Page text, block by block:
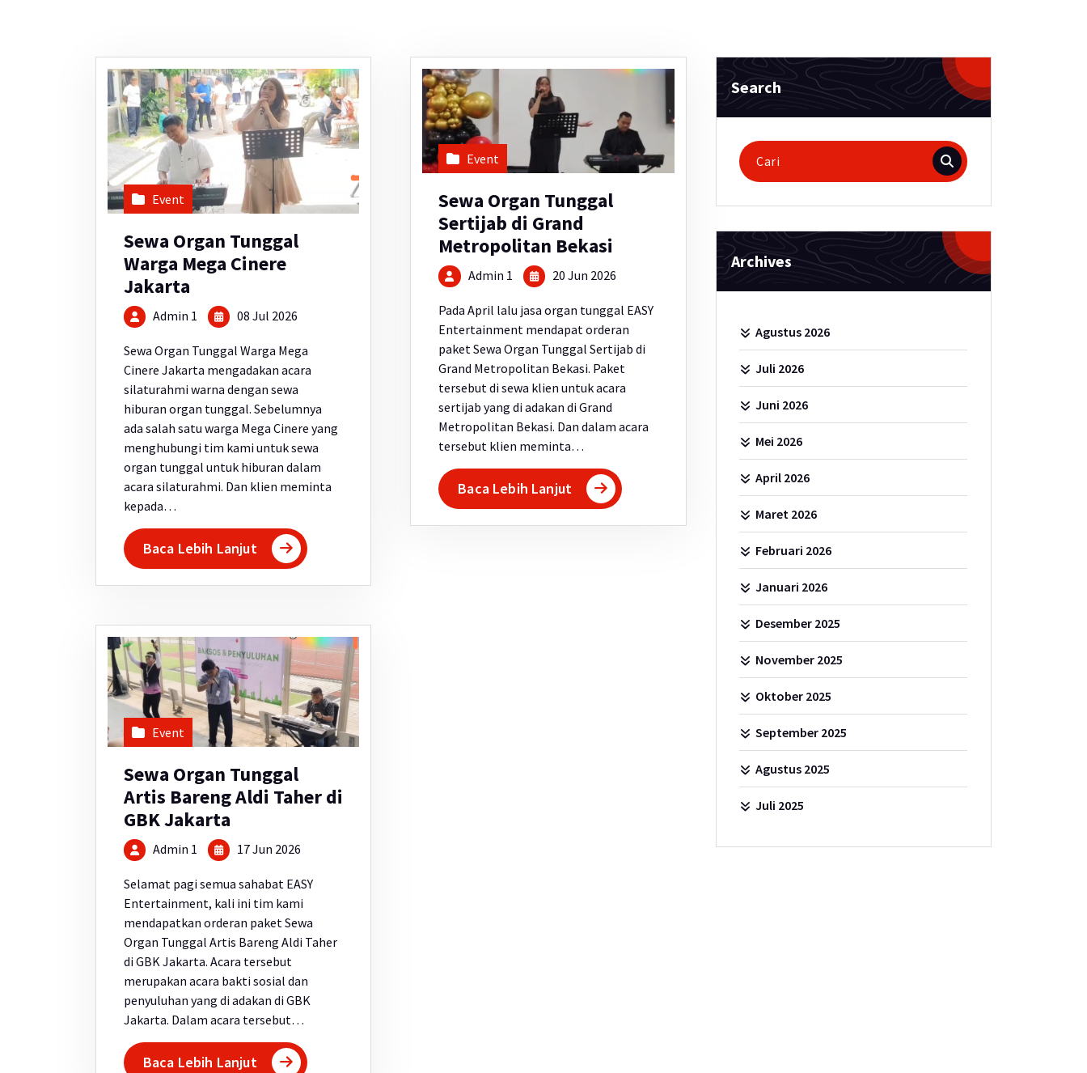
Event
Sewa Organ Tunggal
Warga Mega Cinere
Jakarta
Admin 1 08 Jul 2026
Sewa Organ Tunggal Warga Mega
Cinere Jakarta mengadakan acara
silaturahmi warna dengan sewa
hiburan organ tunggal. Sebelumnya
ada salah satu warga Mega Cinere yang
menghubungi tim kami untuk sewa
organ tunggal untuk hiburan dalam
acara silaturahmi. Dan klien meminta
kepada…
Baca Lebih Lanjut
Event
Sewa Organ Tunggal
Sertijab di Grand
Metropolitan Bekasi
Admin 1 20 Jun 2026
Pada April lalu jasa organ tunggal EASY
Entertainment mendapat orderan
paket Sewa Organ Tunggal Sertijab di
Grand Metropolitan Bekasi. Paket
tersebut di sewa klien untuk acara
sertijab yang di adakan di Grand
Metropolitan Bekasi. Dan dalam acara
tersebut klien meminta…
Baca Lebih Lanjut
Event
Sewa Organ Tunggal
Artis Bareng Aldi Taher di
GBK Jakarta
Admin 1 17 Jun 2026
Selamat pagi semua sahabat EASY
Entertainment, kali ini tim kami
mendapatkan orderan paket Sewa
Organ Tunggal Artis Bareng Aldi Taher
di GBK Jakarta. Acara tersebut
merupakan acara bakti sosial dan
penyuluhan yang di adakan di GBK
Jakarta. Dalam acara tersebut…
Baca Lebih Lanjut
Search
Pencarian
untuk:
Archives
Agustus 2026
Juli 2026
Juni 2026
Mei 2026
April 2026
Maret 2026
Februari 2026
Januari 2026
Desember 2025
November 2025
Oktober 2025
September 2025
Agustus 2025
Juli 2025